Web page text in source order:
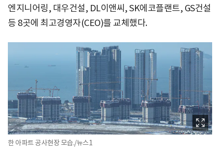
엔지니어링, 대우건설, DL이앤씨, SK에코플랜트, GS건설
등 8곳에 최고경영자(CEO)를 교체했다.
한 아파트 공사현장 모습./뉴스1